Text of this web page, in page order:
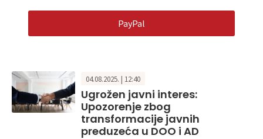
PayPal
04.08.2025. | 12:40
Ugrožen javni interes:
Upozorenje zbog
transformacije javnih
preduzeća u DOO i AD